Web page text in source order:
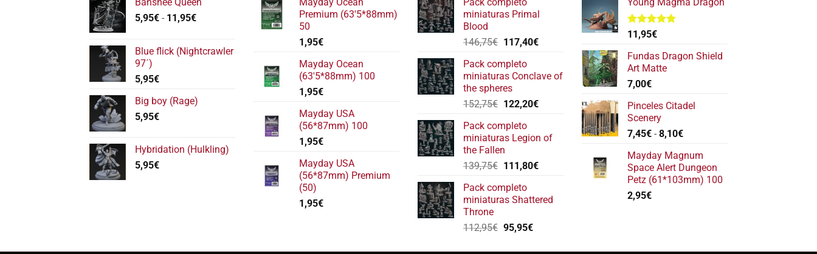
5,95€ - 11,95€Rango
desde
Blue flick (Nightcrawler
97´)
5,95€
Big boy (Rage)
5,95€
Hybridation (Hulkling)
5,95€
Premium (63'5*88mm)
50
1,95€
Mayday Ocean
(63'5*88mm) 100
1,95€
Mayday USA
(56*87mm) 100
1,95€
Mayday USA
(56*87mm) Premium
(50)
1,95€
miniaturas Primal
Blood
146,75€ El
original
era:
146,75€.
117,40€El
es:
Pack completo
miniaturas Conclave of
the spheres
152,75€ El
original
era:
152,75€.
122,20€El
es:
Pack completo
miniaturas Legion of
the Fallen
139,75€ El
original
era:
111,80€El
es:
Pack completo
miniaturas Shattered
Throne
112,95€ El
95,95€El
Valorado
con
de 5
11,95€
Fundas Dragon Shield
Art Matte
7,00€
Pinceles Citadel
Scenery
7,45€ - 8,10€Rango
precios:
desde
7,45€
Mayday Magnum
Space Alert Dungeon
Petz (61*103mm) 100
2,95€